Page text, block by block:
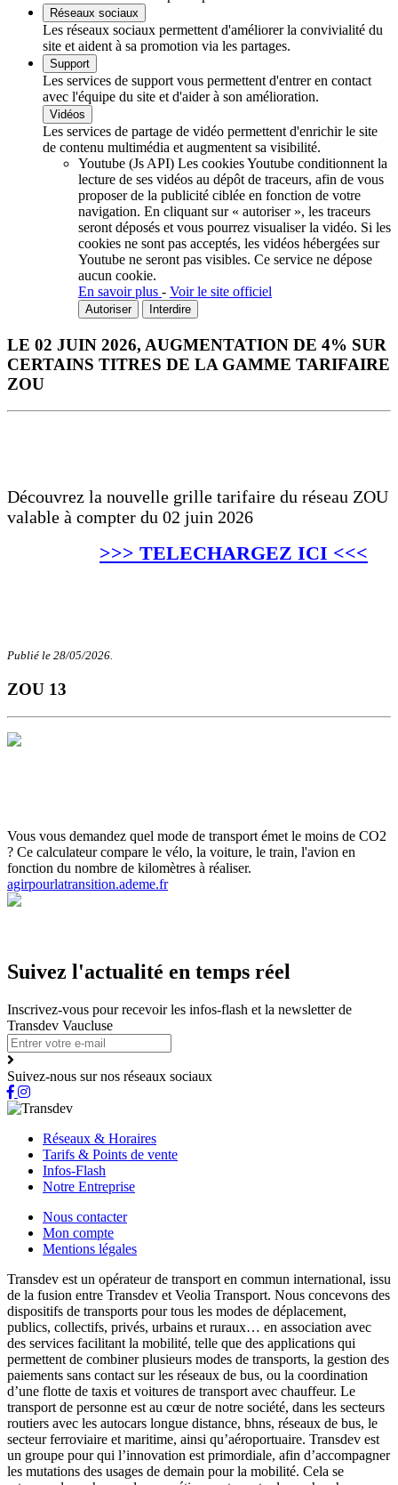
Réseaux sociaux
Les réseaux sociaux permettent d'améliorer la convivialité du
site et aident à sa promotion via les partages.
Support
Les services de support vous permettent d'entrer en contact
avec l'équipe du site et d'aider à son amélioration.
Vidéos
Les services de partage de vidéo permettent d'enrichir le site
de contenu multimédia et augmentent sa visibilité.
Youtube (Js API) Les cookies Youtube conditionnent la
lecture de ses vidéos au dépôt de traceurs, afin de vous
proposer de la publicité ciblée en fonction de votre
navigation. En cliquant sur « autoriser », les traceurs
seront déposés et vous pourrez visualiser la vidéo. Si les
cookies ne sont pas acceptés, les vidéos hébergées sur
Youtube ne seront pas visibles. Ce service ne dépose
aucun cookie.
En savoir plus - Voir le site officiel
Autoriser Interdire
LE 02 JUIN 2026, AUGMENTATION DE 4% SUR
CERTAINS TITRES DE LA GAMME TARIFAIRE
ZOU
Découvrez la nouvelle grille tarifaire du réseau ZOU
valable à compter du 02 juin 2026
>>> TELECHARGEZ ICI <<<
Publié le 28/05/2026.
ZOU 13
Vous vous demandez quel mode de transport émet le moins de CO2
? Ce calculateur compare le vélo, la voiture, le train, l'avion en
fonction du nombre de kilomètres à réaliser.
agirpourlatransition.ademe.fr
Suivez l'actualité en temps réel
Inscrivez-vous pour recevoir les infos-flash et la newsletter de
Transdev Vaucluse
Suivez-nous sur nos réseaux sociaux
Réseaux & Horaires
Tarifs & Points de vente
Infos-Flash
Notre Entreprise
Nous contacter
Mon compte
Mentions légales
Transdev est un opérateur de transport en commun international, issu
de la fusion entre Transdev et Veolia Transport. Nous concevons des
dispositifs de transports pour tous les modes de déplacement,
publics, collectifs, privés, urbains et ruraux… en association avec
des services facilitant la mobilité, telle que des applications qui
permettent de combiner plusieurs modes de transports, la gestion des
paiements sans contact sur les réseaux de bus, ou la coordination
d’une flotte de taxis et voitures de transport avec chauffeur. Le
transport de personne est au cœur de notre société, dans les secteurs
routiers avec les autocars longue distance, bhns, réseaux de bus, le
secteur ferroviaire et maritime, ainsi qu’aéroportuaire. Transdev est
un groupe pour qui l’innovation est primordiale, afin d’accompagner
les mutations des usages de demain pour la mobilité. Cela se